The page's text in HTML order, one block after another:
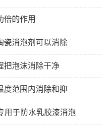
倍的作用
瓷消泡剂可以消除
把泡沫消除干净
度范围内消除和抑
用于防水乳胶漆消泡